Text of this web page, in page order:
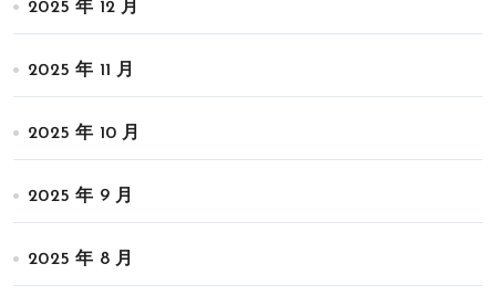
2025 年 12 月
2025 年 11 月
2025 年 10 月
2025 年 9 月
2025 年 8 月